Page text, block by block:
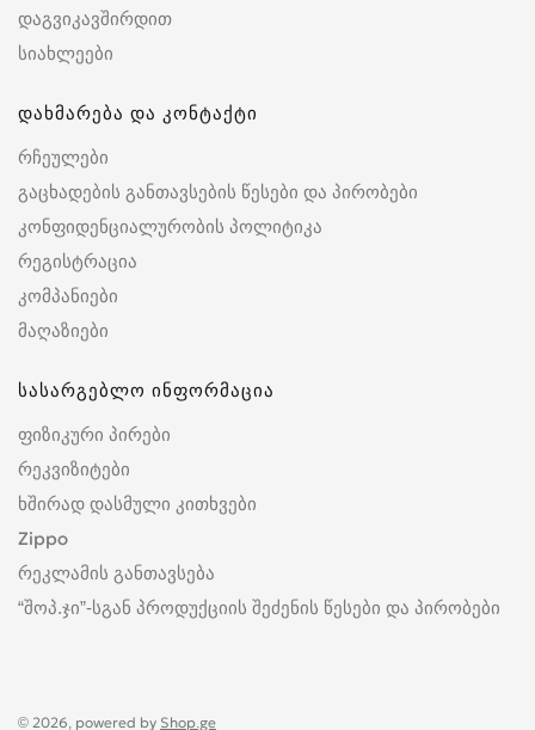
დაგვიკავშირდით
სიახლეები
დახმარება და კონტაქტი
რჩეულები
გაცხადების განთავსების წესები და პირობები
კონფიდენციალურობის პოლიტიკა
რეგისტრაცია
კომპანიები
მაღაზიები
სასარგებლო ინფორმაცია
ფიზიკური პირები
რეკვიზიტები
ხშირად დასმული კითხვები
Zippo
რეკლამის განთავსება
“შოპ.ჯი”-სგან პროდუქციის შეძენის წესები და პირობები
© 2026, powered by Shop.ge